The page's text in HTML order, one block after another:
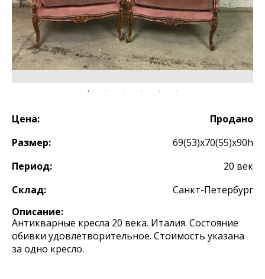
Цена:
Продано
Размер:
69(53)х70(55)х90h
Период:
20 век
Склад:
Санкт-Петербург
Описание:
Антикварные кресла 20 века. Италия. Состояние
обивки удовлетворительное. Стоимость указана
за одно кресло.